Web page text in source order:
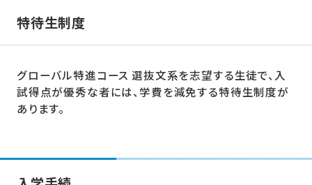
特待生制度
グローバル特進コース 選抜文系を志望する生徒で、入
試得点が優秀な者には、学費を減免する特待生制度が
あります。